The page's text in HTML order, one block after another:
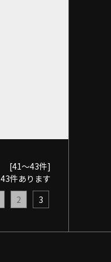
[41～43件]
43件あります
2 3